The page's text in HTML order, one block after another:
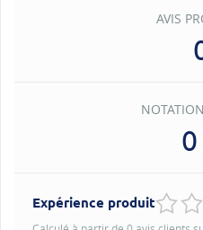
AVIS
0
Expérience produit